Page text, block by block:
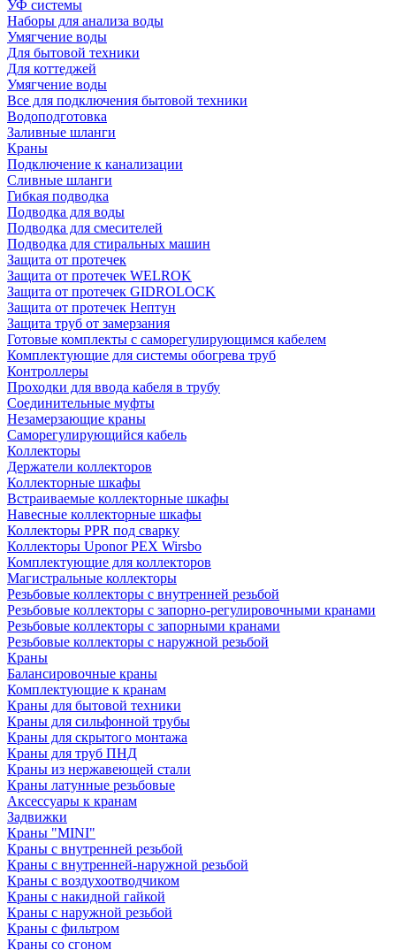
УФ системы
Наборы для анализа воды
Умягчение воды
Для бытовой техники
Для коттеджей
Умягчение воды
Все для подключения бытовой техники
Водоподготовка
Заливные шланги
Краны
Подключение к канализации
Сливные шланги
Гибкая подводка
Подводка для воды
Подводка для смесителей
Подводка для стиральных машин
Защита от протечек
Защита от протечек WELROK
Защита от протечек GIDROLOCK
Защита от протечек Нептун
Защита труб от замерзания
Готовые комплекты с саморегулирующимся кабелем
Комплектующие для системы обогрева труб
Контроллеры
Проходки для ввода кабеля в трубу
Соединительные муфты
Незамерзающие краны
Саморегулирующийся кабель
Коллекторы
Держатели коллекторов
Коллекторные шкафы
Встраиваемые коллекторные шкафы
Навесные коллекторные шкафы
Коллекторы PPR под сварку
Коллекторы Uponor PEX Wirsbo
Комплектующие для коллекторов
Магистральные коллекторы
Резьбовые коллекторы с внутренней резьбой
Резьбовые коллекторы с запорно-регулировочными кранами
Резьбовые коллекторы с запорными кранами
Резьбовые коллекторы с наружной резьбой
Краны
Балансировочные краны
Комплектующие к кранам
Краны для бытовой техники
Краны для сильфонной трубы
Краны для скрытого монтажа
Краны для труб ПНД
Краны из нержавеющей стали
Краны латунные резьбовые
Аксессуары к кранам
Задвижки
Краны "MINI"
Краны с внутренней резьбой
Краны с внутренней-наружной резьбой
Краны с воздухоотводчиком
Краны с накидной гайкой
Краны с наружной резьбой
Краны с фильтром
Краны со сгоном